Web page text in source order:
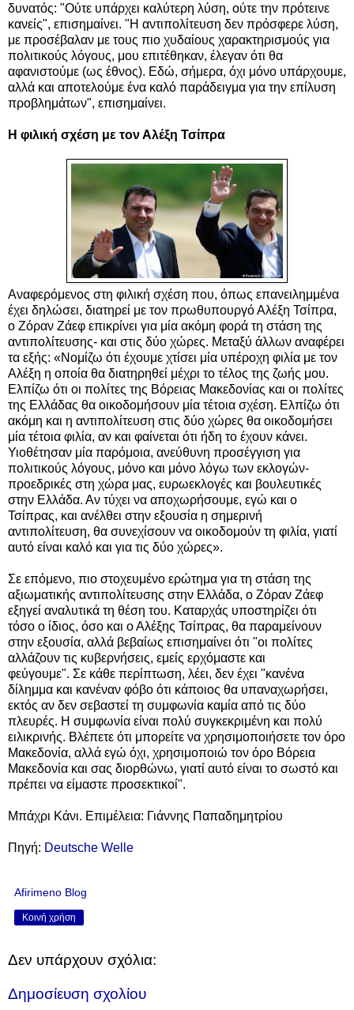
δυνατός: "Ούτε υπάρχει καλύτερη λύση, ούτε την πρότεινε
κανείς", επισημαίνει. "Η αντιπολίτευση δεν πρόσφερε λύση,
με προσέβαλαν με τους πιο χυδαίους χαρακτηρισμούς για
πολιτικούς λόγους, μου επιτέθηκαν, έλεγαν ότι θα
αφανιστούμε (ως έθνος). Εδώ, σήμερα, όχι μόνο υπάρχουμε,
αλλά και αποτελούμε ένα καλό παράδειγμα για την επίλυση
προβλημάτων", επισημαίνει.
Η φιλική σχέση με τον Αλέξη Τσίπρα
Αναφερόμενος στη φιλική σχέση που, όπως επανειλημμένα
έχει δηλώσει, διατηρεί με τον πρωθυπουργό Αλέξη Τσίπρα,
ο Ζόραν Ζάεφ επικρίνει για μία ακόμη φορά τη στάση της
αντιπολίτευσης- και στις δύο χώρες. Μεταξύ άλλων αναφέρει
τα εξής: «Νομίζω ότι έχουμε χτίσει μία υπέροχη φιλία με τον
Αλέξη η οποία θα διατηρηθεί μέχρι το τέλος της ζωής μου.
Ελπίζω ότι οι πολίτες της Βόρειας Μακεδονίας και οι πολίτες
της Ελλάδας θα οικοδομήσουν μία τέτοια σχέση. Ελπίζω ότι
ακόμη και η αντιπολίτευση στις δύο χώρες θα οικοδομήσει
μία τέτοια φιλία, αν και φαίνεται ότι ήδη το έχουν κάνει.
Υιοθέτησαν μία παρόμοια, ανεύθυνη προσέγγιση για
πολιτικούς λόγους, μόνο και μόνο λόγω των εκλογών-
προεδρικές στη χώρα μας, ευρωεκλογές και βουλευτικές
στην Ελλάδα. Αν τύχει να αποχωρήσουμε, εγώ και ο
Τσίπρας, και ανέλθει στην εξουσία η σημερινή
αντιπολίτευση, θα συνεχίσουν να οικοδομούν τη φιλία, γιατί
αυτό είναι καλό και για τις δύο χώρες».
Σε επόμενο, πιο στοχευμένο ερώτημα για τη στάση της
αξιωματικής αντιπολίτευσης στην Ελλάδα, ο Ζόραν Ζάεφ
εξηγεί αναλυτικά τη θέση του. Καταρχάς υποστηρίζει ότι
τόσο ο ίδιος, όσο και ο Αλέξης Τσίπρας, θα παραμείνουν
στην εξουσία, αλλά βεβαίως επισημαίνει ότι "οι πολίτες
αλλάζουν τις κυβερνήσεις, εμείς ερχόμαστε και
φεύγουμε". Σε κάθε περίπτωση, λέει, δεν έχει "κανένα
δίλημμα και κανέναν φόβο ότι κάποιος θα υπαναχωρήσει,
εκτός αν δεν σεβαστεί τη συμφωνία καμία από τις δύο
πλευρές. Η συμφωνία είναι πολύ συγκεκριμένη και πολύ
ειλικρινής. Βλέπετε ότι μπορείτε να χρησιμοποιήσετε τον όρο
Μακεδονία, αλλά εγώ όχι, χρησιμοποιώ τον όρο Βόρεια
Μακεδονία και σας διορθώνω, γιατί αυτό είναι το σωστό και
πρέπει να είμαστε προσεκτικοί".
Μπάχρι Κάνι. Επιμέλεια: Γιάννης Παπαδημητρίου
Πηγή: Deutsche Welle
Afirimeno Blog
Κοινή χρήση
Δεν υπάρχουν σχόλια:
Δημοσίευση σχολίου